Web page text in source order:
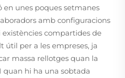
unes poques setmanes
amb configuracions
compartides de
útil per a les empreses, ja
massa rellotges quan la
hi ha una sobtada